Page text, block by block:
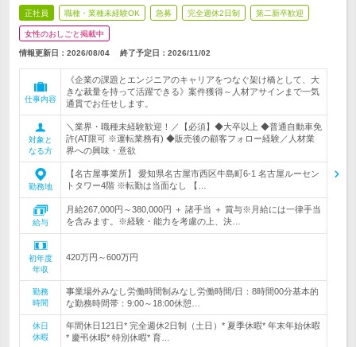
正社員 職種・業種未経験OK 急募 完全週休2日制 第二新卒歓迎
女性のおしごと掲載中
情報更新日：2026/08/04 終了予定日： 2026/11/02
仕事内容
《企業の課題とエンジニアのキャリアをつなぐ架け橋として、大
きな裁量を持って活躍できる》案件獲得～人材アサインまで一気
通貫でお任せします。
対象と
なる方
＼業界・職種未経験歓迎！／【必須】◆大卒以上 ◆普通自動車免
許(AT限可 ※運転業務有) ◆販売後の顧客フォロー経験／人材業
界への興味・意欲
勤務地
【名古屋事業所】 愛知県名古屋市西区牛島町6-1 名古屋ルーセン
トタワー4階 ※転勤は当面なし 【…
給与
月給267,000円～380,000円 ＋ 諸手当 ＋ 賞与※月給には一律手当
を含みます。※経験・能力を考慮の上、決…
初年度
年収
420万円～600万円
勤務
時間
事業場外みなし労働時間制みなし労働時間/日：8時間00分基本的
な勤務時間帯：9:00～18:00休憩…
休日
休暇
年間休日121日* 完全週休2日制（土日）* 夏季休暇* 年末年始休暇
* 慶弔休暇* 特別休暇* 育…